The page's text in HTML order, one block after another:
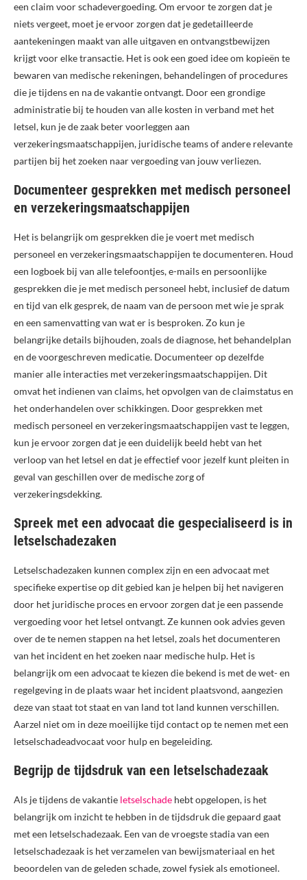
een claim voor schadevergoeding. Om ervoor te zorgen dat je
niets vergeet, moet je ervoor zorgen dat je gedetailleerde
aantekeningen maakt van alle uitgaven en ontvangstbewijzen
krijgt voor elke transactie. Het is ook een goed idee om kopieën te
bewaren van medische rekeningen, behandelingen of procedures
die je tijdens en na de vakantie ontvangt. Door een grondige
administratie bij te houden van alle kosten in verband met het
letsel, kun je de zaak beter voorleggen aan
verzekeringsmaatschappijen, juridische teams of andere relevante
partijen bij het zoeken naar vergoeding van jouw verliezen.
Documenteer gesprekken met medisch personeel
en verzekeringsmaatschappijen
Het is belangrijk om gesprekken die je voert met medisch
personeel en verzekeringsmaatschappijen te documenteren. Houd
een logboek bij van alle telefoontjes, e-mails en persoonlijke
gesprekken die je met medisch personeel hebt, inclusief de datum
en tijd van elk gesprek, de naam van de persoon met wie je sprak
en een samenvatting van wat er is besproken. Zo kun je
belangrijke details bijhouden, zoals de diagnose, het behandelplan
en de voorgeschreven medicatie. Documenteer op dezelfde
manier alle interacties met verzekeringsmaatschappijen. Dit
omvat het indienen van claims, het opvolgen van de claimstatus en
het onderhandelen over schikkingen. Door gesprekken met
medisch personeel en verzekeringsmaatschappijen vast te leggen,
kun je ervoor zorgen dat je een duidelijk beeld hebt van het
verloop van het letsel en dat je effectief voor jezelf kunt pleiten in
geval van geschillen over de medische zorg of
verzekeringsdekking.
Spreek met een advocaat die gespecialiseerd is in
letselschadezaken
Letselschadezaken kunnen complex zijn en een advocaat met
specifieke expertise op dit gebied kan je helpen bij het navigeren
door het juridische proces en ervoor zorgen dat je een passende
vergoeding voor het letsel ontvangt. Ze kunnen ook advies geven
over de te nemen stappen na het letsel, zoals het documenteren
van het incident en het zoeken naar medische hulp. Het is
belangrijk om een advocaat te kiezen die bekend is met de wet- en
regelgeving in de plaats waar het incident plaatsvond, aangezien
deze van staat tot staat en van land tot land kunnen verschillen.
Aarzel niet om in deze moeilijke tijd contact op te nemen met een
letselschadeadvocaat voor hulp en begeleiding.
Begrijp de tijdsdruk van een letselschadezaak
Als je tijdens de vakantie letselschade hebt opgelopen, is het
belangrijk om inzicht te hebben in de tijdsdruk die gepaard gaat
met een letselschadezaak. Een van de vroegste stadia van een
letselschadezaak is het verzamelen van bewijsmateriaal en het
beoordelen van de geleden schade, zowel fysiek als emotioneel.